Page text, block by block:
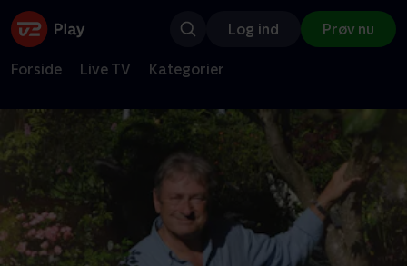
Log ind Prøv nu
Forside Live TV Kategorier